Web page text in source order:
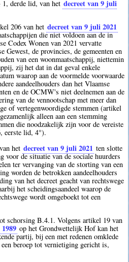
derde lid, van het decreet van 9 juli
206 van het decreet van 9 juli 2021
die niet voldoen aan de in
Codex Wonen van 2021 vervatte
Gewest, de provincies, de gemeenten en
van een woonmaatschappij, niettemin
zij het dat in dat geval enkele
waarop aan de voormelde voorwaarde
aandeelhouders dan het Vlaamse
en de OCMW's niet deelnemen aan de
van de vennootschap met meer dan
of vertegenwoordigde stemmen (artikel
alleen aan een stemming
die noodzakelijk zijn voor de vereiste
eerste lid, 4°).
het decreet van 9 juli 2021 ten slotte
voor de situatie van de sociale huurders
ter vervanging van de storting van een
worden de betrokken aandeelhouders
van het decreet geacht van rechtswege
het scheidingsaandeel waarop de
wordt omgeboekt tot een
schorsing B.4.1. Volgens artikel 19 van
op het Grondwettelijk Hof kan het
partij, bij een met redenen omklede
beroep tot vernietiging gericht is,